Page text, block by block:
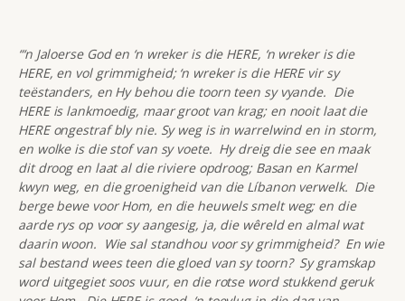
“‘n Jaloerse God en ‘n wreker is die HERE, ‘n wreker is die
HERE, en vol grimmigheid; ‘n wreker is die HERE vir sy
teëstanders, en Hy behou die toorn teen sy vyande. Die
HERE is lankmoedig, maar groot van krag; en nooit laat die
HERE ongestraf bly nie. Sy weg is in warrelwind en in storm,
en wolke is die stof van sy voete. Hy dreig die see en maak
dit droog en laat al die riviere opdroog; Basan en Karmel
kwyn weg, en die groenigheid van die Líbanon verwelk. Die
berge bewe voor Hom, en die heuwels smelt weg; en die
aarde rys op voor sy aangesig, ja, die wêreld en almal wat
daarin woon. Wie sal standhou voor sy grimmigheid? En wie
sal bestand wees teen die gloed van sy toorn? Sy gramskap
word uitgegiet soos vuur, en die rotse word stukkend geruk